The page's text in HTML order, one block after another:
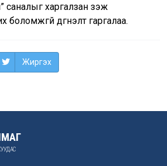
саналыг харгалзан үзэж
дүгнэлт гаргалаа.
Жиргэх